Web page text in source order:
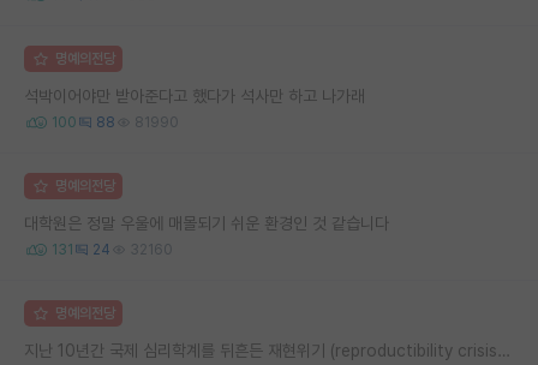
명예의전당
석박이어야만 받아준다고 했다가 석사만 하고 나가래
100 88 81990
명예의전당
대학원은 정말 우울에 매몰되기 쉬운 환경인 것 같습니다
131 24 32160
명예의전당
지난 10년간 국제 심리학계를 뒤흔든 재현위기 (reproductibility crisis) 요약 (1편)